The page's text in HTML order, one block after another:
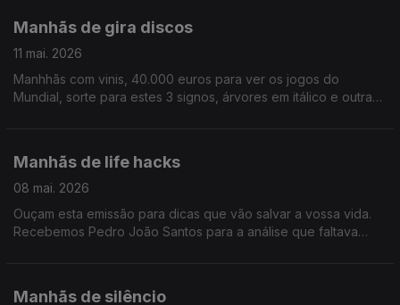
Manhãs de gira discos
11 mai. 2026
Manhhãs com vinis, 40.000 euros para ver os jogos do
Mundial, sorte para estes 3 signos, árvores em itálico e outras
Manhãs de life hacks
08 mai. 2026
Ouçam esta emissão para dicas que vão salvar a vossa vida.
Recebemos Pedro João Santos para a análise que faltava
Manhãs de silêncio